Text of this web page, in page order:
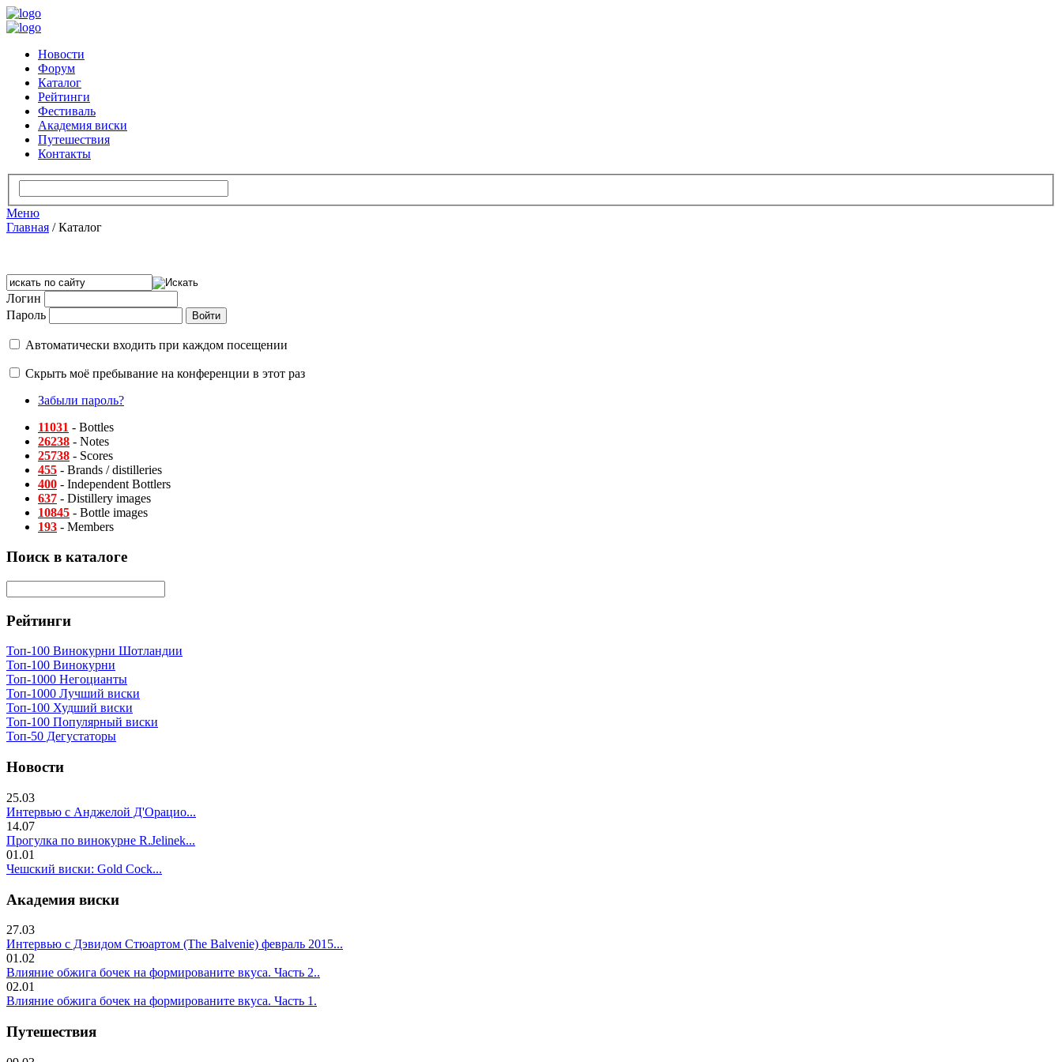
Новости
Форум
Каталог
Рейтинги
Фестиваль
Академия виски
Путешествия
Контакты
Меню
Главная /Каталог
Логин
Пароль
Автоматически входить при каждом посещении
Скрыть моё пребывание на конференции в этот раз
Забыли пароль?
11031 - Bottles
26238 - Notes
25738 - Scores
455 - Brands / distilleries
400 - Independent Bottlers
637 - Distillery images
10845 - Bottle images
193 - Members
Поиск в каталоге
Рейтинги
Топ-100 Винокурни Шотландии
Топ-100 Винокурни
Топ-1000 Негоцианты
Топ-1000 Лучший виски
Топ-100 Худший виски
Топ-100 Популярный виски
Топ-50 Дегустаторы
Новости
25.03
Интервью с Анджелой Д'Орацио...
14.07
Прогулка по винокурне R.Jelinek...
01.01
Чешский виски: Gold Cock...
Академия виски
27.03
Интервью с Дэвидом Стюартом (The Balvenie) февраль 2015...
01.02
Влияние обжига бочек на формированите вкуса. Часть 2..
02.01
Влияние обжига бочек на формированите вкуса. Часть 1.
Путешествия